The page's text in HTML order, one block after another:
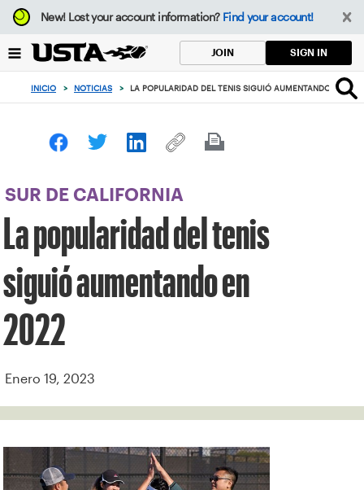
Enfoque
desde
botón
volver
principio
New!Lost your account information? Find your account!
JOIN SIGN IN
INICIO > NOTICIAS > LA POPULARIDAD DEL TENIS SIGUIÓ AUMENTANDO EN
SUR DE CALIFORNIA
La popularidad del tenis
siguió aumentando en
2022
Enero 19, 2023